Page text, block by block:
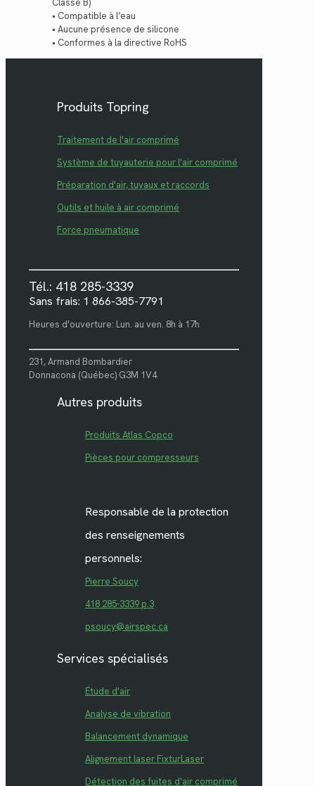
Classe B)
• Compatible à l’eau
• Aucune présence de silicone
• Conformes à la directive RoHS
Produits Topring
Traitement de l'air comprimé
Système de tuyauterie pour l'air comprimé
Préparation d'air, tuyaux et raccords
Outils et huile à air comprimé
Force pneumatique
Tél.: 418 285-3339
Sans frais: 1 866-385-7791
Heures d'ouverture: Lun. au ven. 8h à 17h
231, Armand Bombardier
Donnacona (Québec) G3M 1V4
Autres produits
Produits Atlas Copco
Pièces pour compresseurs
Responsable de la protection
des renseignements
personnels:
Pierre Soucy
418 285-3339 p.3
psoucy@airspec.ca
Services spécialisés
Étude d'air
Analyse de vibration
Balancement dynamique
Alignement laser FixturLaser
Détection des fuites d'air comprimé